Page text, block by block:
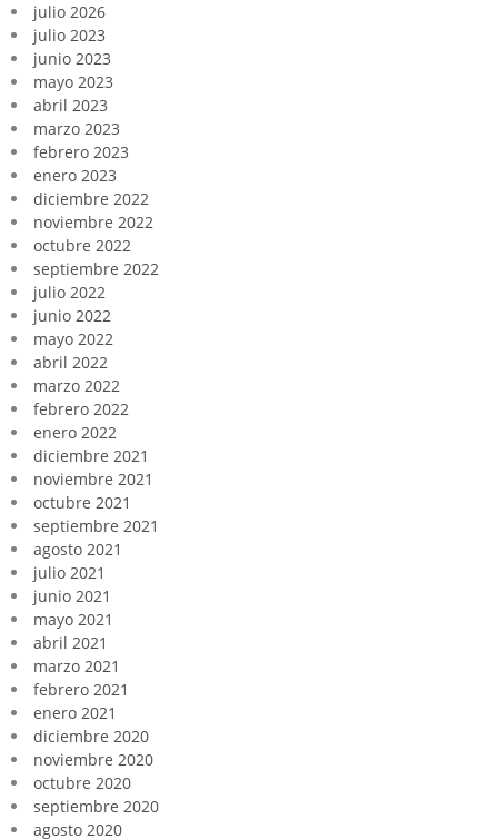
julio 2026
julio 2023
junio 2023
mayo 2023
abril 2023
marzo 2023
febrero 2023
enero 2023
diciembre 2022
noviembre 2022
octubre 2022
septiembre 2022
julio 2022
junio 2022
mayo 2022
abril 2022
marzo 2022
febrero 2022
enero 2022
diciembre 2021
noviembre 2021
octubre 2021
septiembre 2021
agosto 2021
julio 2021
junio 2021
mayo 2021
abril 2021
marzo 2021
febrero 2021
enero 2021
diciembre 2020
noviembre 2020
octubre 2020
septiembre 2020
agosto 2020